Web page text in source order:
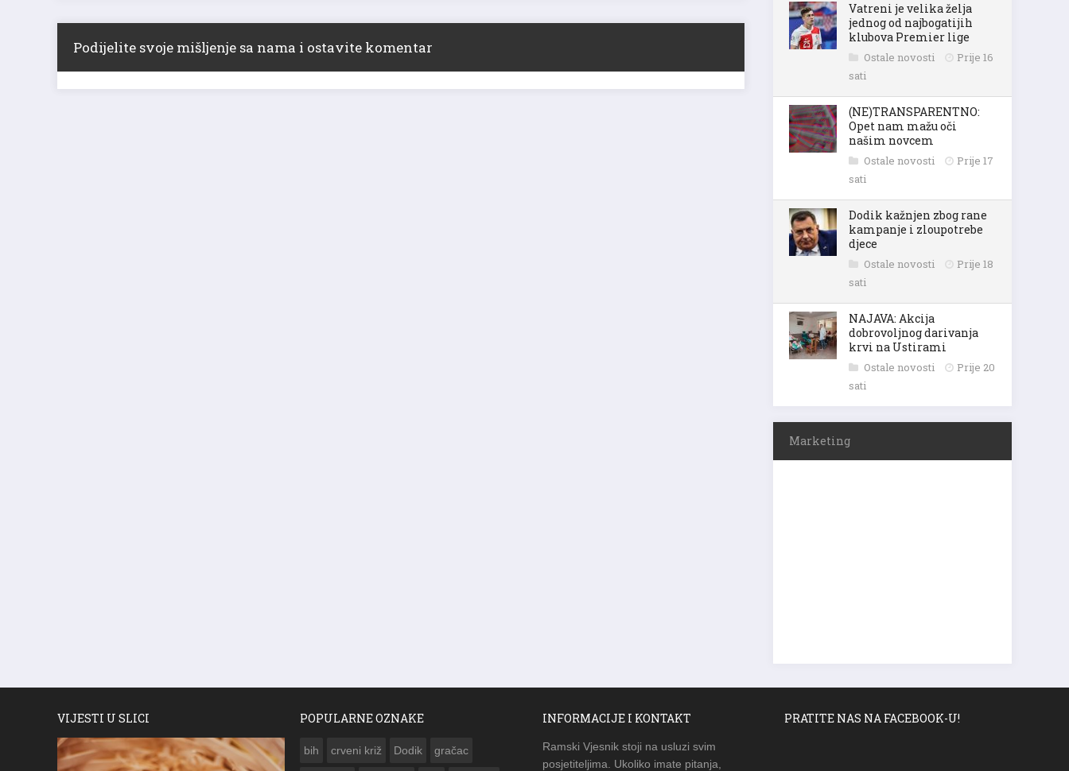
Podijelite svoje mišljenje sa nama i ostavite komentar
Vatreni je velika želja
jednog od najbogatijih
klubova Premier lige
Ostale novosti
Prije 16
sati
(NE)TRANSPARENTNO:
Opet nam mažu oči
našim novcem
Ostale novosti
Prije 17
sati
Dodik kažnjen zbog rane
kampanje i zloupotrebe
djece
Ostale novosti
Prije 18
sati
NAJAVA: Akcija
dobrovoljnog darivanja
krvi na Ustirami
Ostale novosti
Prije 20
sati
Marketing
VIJESTI U SLICI POPULARNE OZNAKE
bih crveni križ Dodik gračac
INFORMACIJE I KONTAKT
Ramski Vjesnik stoji na usluzi svim
posjetiteljima. Ukoliko imate pitanja,
PRATITE NAS NA FACEBOOK-U!